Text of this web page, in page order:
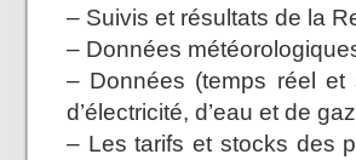
– Suivis et résultats de la
– Données
– Données (temps réel et
d’électricité, d’eau et de gaz
– Les tarifs et stocks des